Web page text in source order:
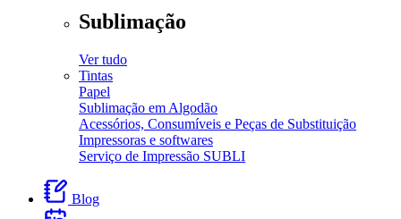
Sublimação
Ver tudo
Tintas
Papel
Sublimação em Algodão
Acessórios, Consumíveis e Peças de Substituição
Impressoras e softwares
Serviço de Impressão SUBLI
Blog